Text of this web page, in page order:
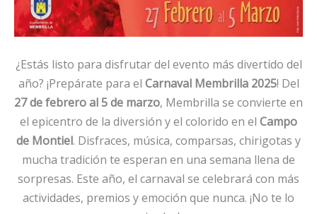
¿Estás listo para disfrutar del evento más divertido del
año? ¡Prepárate para el Carnaval Membrilla 2025! Del
27 de febrero al 5 de marzo, Membrilla se convierte en
el epicentro de la diversión y el colorido en el Campo
de Montiel. Disfraces, música, comparsas, chirigotas y
mucha tradición te esperan en una semana llena de
sorpresas. Este año, el carnaval se celebrará con más
actividades, premios y emoción que nunca. ¡No te lo